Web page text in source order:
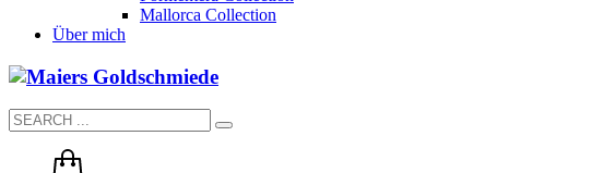
Mallorca Collection
Über mich